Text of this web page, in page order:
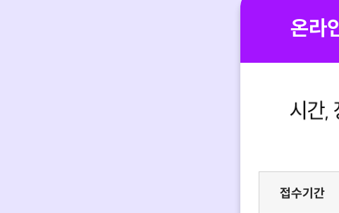
온라
접수기간